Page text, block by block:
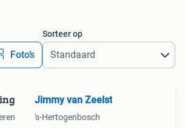
Foto’s
Sorteer op
Jimmy van Zeelst
's-Hertogenbosch